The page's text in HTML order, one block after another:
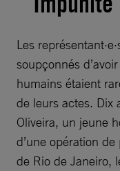
Les
soupçonnés
humains étaient
de leurs actes. Dix
Oliveira, un jeune
d’une opération
de Rio de Janeiro,